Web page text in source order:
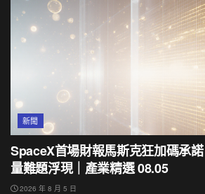
新聞
SpaceX首場財報馬斯克狂加碼承
量難題浮現｜產業精選 08.05
2026 年 8 月 5 日